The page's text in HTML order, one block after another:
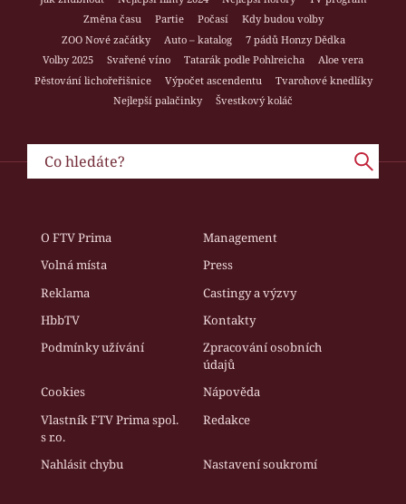
Změna času
Partie Počasí
Kdy budou volby
ZOO Nové začátky
Auto – katalog
7 pádů Honzy Dědka
Volby 2025
Svařené víno Tatarák podle Pohlreicha
Aloe vera
Pěstování lichořeřišnice
Výpočet ascendentu
Tvarohové knedlíky
Nejlepší palačinky
Švestkový koláč
O FTV Prima
Management
Volná místa
Press
Reklama
Castingy a výzvy
HbbTV
Kontakty
Podmínky užívání
Zpracování osobních
údajů
Cookies
Nápověda
Vlastník FTV Prima spol.
s r.o.
Redakce
Nahlásit chybu Nastavení soukromí